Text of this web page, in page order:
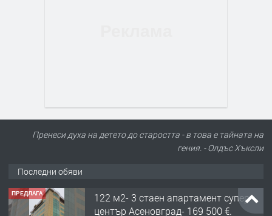
Пренеси духа на детето до старостта - в това е тайната на
гения. - Олдъс Хъксли
Последни обяви
ПРЕДЛАГА
122 м2- 3 стаен апартамент супер
център Асеновград- 169 500 €.